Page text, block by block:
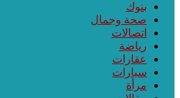
بنوك
صحة وجمال
اتصالات
رياضة
عقارات
سيارات
مرأة